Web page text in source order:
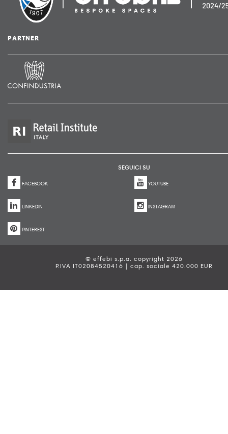
PARTNER
SEGUICI SU
FACEBOOK YOUTUBE
LINKEDIN INSTAGRAM
PINTEREST
© effebi s.p.a. copyright 2026
P.IVA IT02084520416 | cap. sociale 420.000 EUR